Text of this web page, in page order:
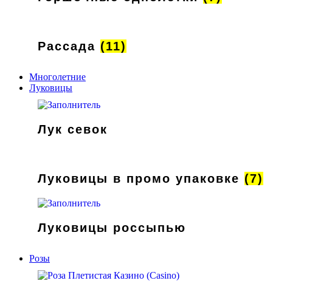
Рассада (11)
Многолетние
Луковицы
Лук севок
Луковицы в промо упаковке (7)
Луковицы россыпью
Розы